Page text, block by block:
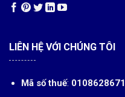
LIÊN HỆ VỚI CHÚNG TÔI
Mã số thuế: 0108628671